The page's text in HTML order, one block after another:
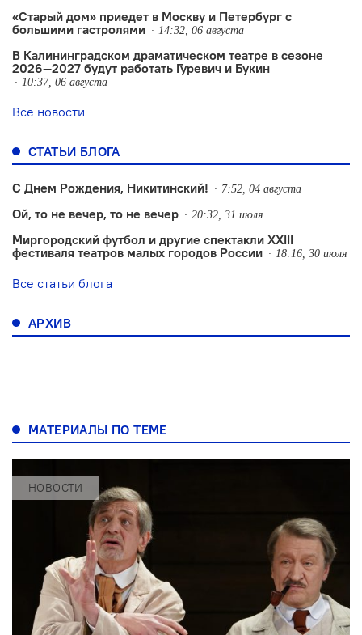
«Старый дом» приедет в Москву и Петербург с
большими гастролями
14:32, 06 августа
В Калининградском драматическом театре в сезоне
2026—2027 будут работать Гуревич и Букин
10:37, 06 августа
Все новости
СТАТЬИ БЛОГА
С Днем Рождения, Никитинский! 7:52, 04 августа
Ой, то не вечер, то не вечер 20:32, 31 июля
Миргородский футбол и другие спектакли XXIII
фестиваля театров малых городов России
18:16, 30 июля
Все статьи блога
АРХИВ
МАТЕРИАЛЫ ПО ТЕМЕ
НОВОСТИ